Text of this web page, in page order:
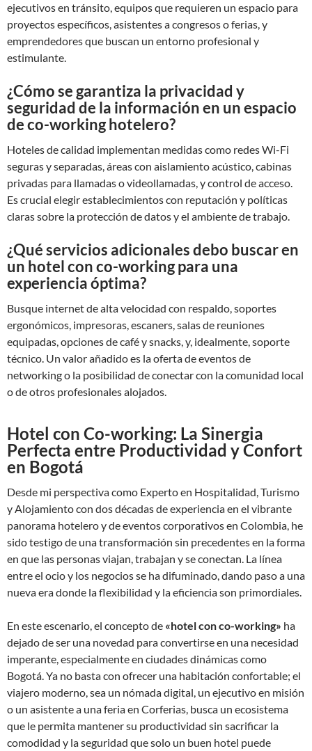
ejecutivos en tránsito, equipos que requieren un espacio para
proyectos específicos, asistentes a congresos o ferias, y
emprendedores que buscan un entorno profesional y
estimulante.
¿Cómo se garantiza la privacidad y
seguridad de la información en un espacio
de co-working hotelero?
Hoteles de calidad implementan medidas como redes Wi-Fi
seguras y separadas, áreas con aislamiento acústico, cabinas
privadas para llamadas o videollamadas, y control de acceso.
Es crucial elegir establecimientos con reputación y políticas
claras sobre la protección de datos y el ambiente de trabajo.
¿Qué servicios adicionales debo buscar en
un hotel con co-working para una
experiencia óptima?
Busque internet de alta velocidad con respaldo, soportes
ergonómicos, impresoras, escaners, salas de reuniones
equipadas, opciones de café y snacks, y, idealmente, soporte
técnico. Un valor añadido es la oferta de eventos de
networking o la posibilidad de conectar con la comunidad local
o de otros profesionales alojados.
Hotel con Co-working: La Sinergia
Perfecta entre Productividad y Confort
en Bogotá
Desde mi perspectiva como Experto en Hospitalidad, Turismo
y Alojamiento con dos décadas de experiencia en el vibrante
panorama hotelero y de eventos corporativos en Colombia, he
sido testigo de una transformación sin precedentes en la forma
en que las personas viajan, trabajan y se conectan. La línea
entre el ocio y los negocios se ha difuminado, dando paso a una
nueva era donde la flexibilidad y la eficiencia son primordiales.
En este escenario, el concepto de «hotel con co-working» ha
dejado de ser una novedad para convertirse en una necesidad
imperante, especialmente en ciudades dinámicas como
Bogotá. Ya no basta con ofrecer una habitación confortable; el
viajero moderno, sea un nómada digital, un ejecutivo en misión
o un asistente a una feria en Corferias, busca un ecosistema
que le permita mantener su productividad sin sacrificar la
comodidad y la seguridad que solo un buen hotel puede